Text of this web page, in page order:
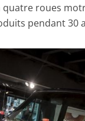
roues
pendant 30